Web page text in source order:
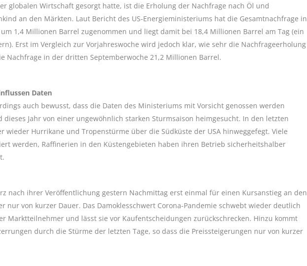
globalen Wirtschaft gesorgt hatte, ist die Erholung der Nachfrage nach Öl und
an den Märkten. Laut Bericht des US-Energieministeriums hat die Gesamtnachfrage in
1,4 Millionen Barrel zugenommen und liegt damit bei 18,4 Millionen Barrel am Tag (ein
Erst im Vergleich zur Vorjahreswoche wird jedoch klar, wie sehr die Nachfrageerholung
Nachfrage in der dritten Septemberwoche 21,2 Millionen Barrel.
Daten
auch bewusst, dass die Daten des Ministeriums mit Vorsicht genossen werden
dieses Jahr von einer ungewöhnlich starken Sturmsaison heimgesucht. In den letzten
wieder Hurrikane und Tropenstürme über die Südküste der USA hinweggefegt. Viele
werden, Raffinerien in den Küstengebieten haben ihren Betrieb sicherheitshalber
nach ihrer Veröffentlichung gestern Nachmittag erst einmal für einen Kursanstieg an den
nur von kurzer Dauer. Das Damoklesschwert Corona-Pandemie schwebt wieder deutlich
Marktteilnehmer und lässt sie vor Kaufentscheidungen zurückschrecken. Hinzu kommt
durch die Stürme der letzten Tage, so dass die Preissteigerungen nur von kurzer